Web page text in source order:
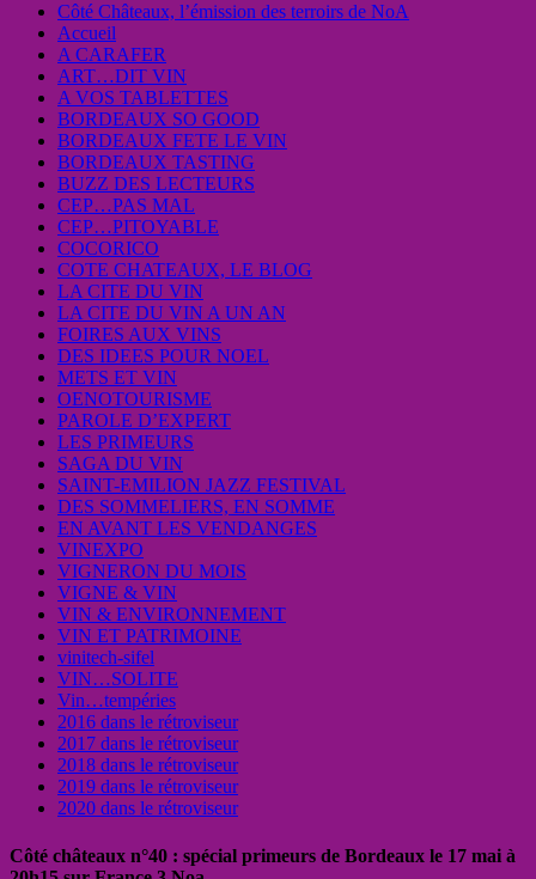
Côté Châteaux, l’émission des terroirs de NoA
Accueil
A CARAFER
ART…DIT VIN
A VOS TABLETTES
BORDEAUX SO GOOD
BORDEAUX FETE LE VIN
BORDEAUX TASTING
BUZZ DES LECTEURS
CEP…PAS MAL
CEP…PITOYABLE
COCORICO
COTE CHATEAUX, LE BLOG
LA CITE DU VIN
LA CITE DU VIN A UN AN
FOIRES AUX VINS
DES IDEES POUR NOEL
METS ET VIN
OENOTOURISME
PAROLE D’EXPERT
LES PRIMEURS
SAGA DU VIN
SAINT-EMILION JAZZ FESTIVAL
DES SOMMELIERS, EN SOMME
EN AVANT LES VENDANGES
VINEXPO
VIGNERON DU MOIS
VIGNE & VIN
VIN & ENVIRONNEMENT
VIN ET PATRIMOINE
vinitech-sifel
VIN…SOLITE
Vin…tempéries
2016 dans le rétroviseur
2017 dans le rétroviseur
2018 dans le rétroviseur
2019 dans le rétroviseur
2020 dans le rétroviseur
Côté châteaux n°40 : spécial primeurs de Bordeaux le 17 mai à